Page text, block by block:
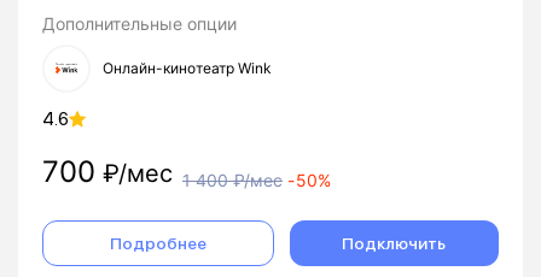
Дополнительные опции
Онлайн-кинотеатр Wink
4.6
700 ₽/мес 1 400₽/мес -50%
Подробнее Подключить